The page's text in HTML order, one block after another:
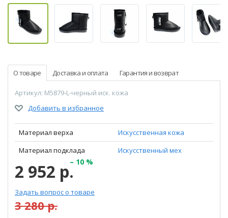
О товаре Доставка и оплата Гарантия и возврат
Артикул: M5879-L-черный иск. кожа
Добавить в избранное
Материал верха
Искусственная кожа
Материал подклада
Искусственный мех
2 952 р.– 10 %
Задать вопрос о товаре
3 280 р.